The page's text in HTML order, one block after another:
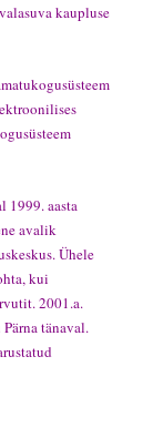
kaupluse
1999. aasta
avalik
Ühele
kui
2001.a.
tänaval.